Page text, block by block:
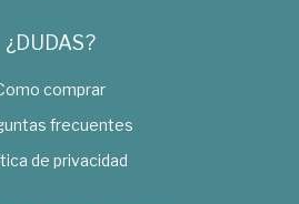
¿DUDAS?
comprar
frecuentes
de privacidad